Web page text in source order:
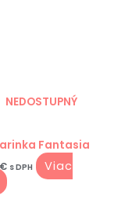
NEDOSTUPNÝ
Fantasia
€ s DPH
Viac